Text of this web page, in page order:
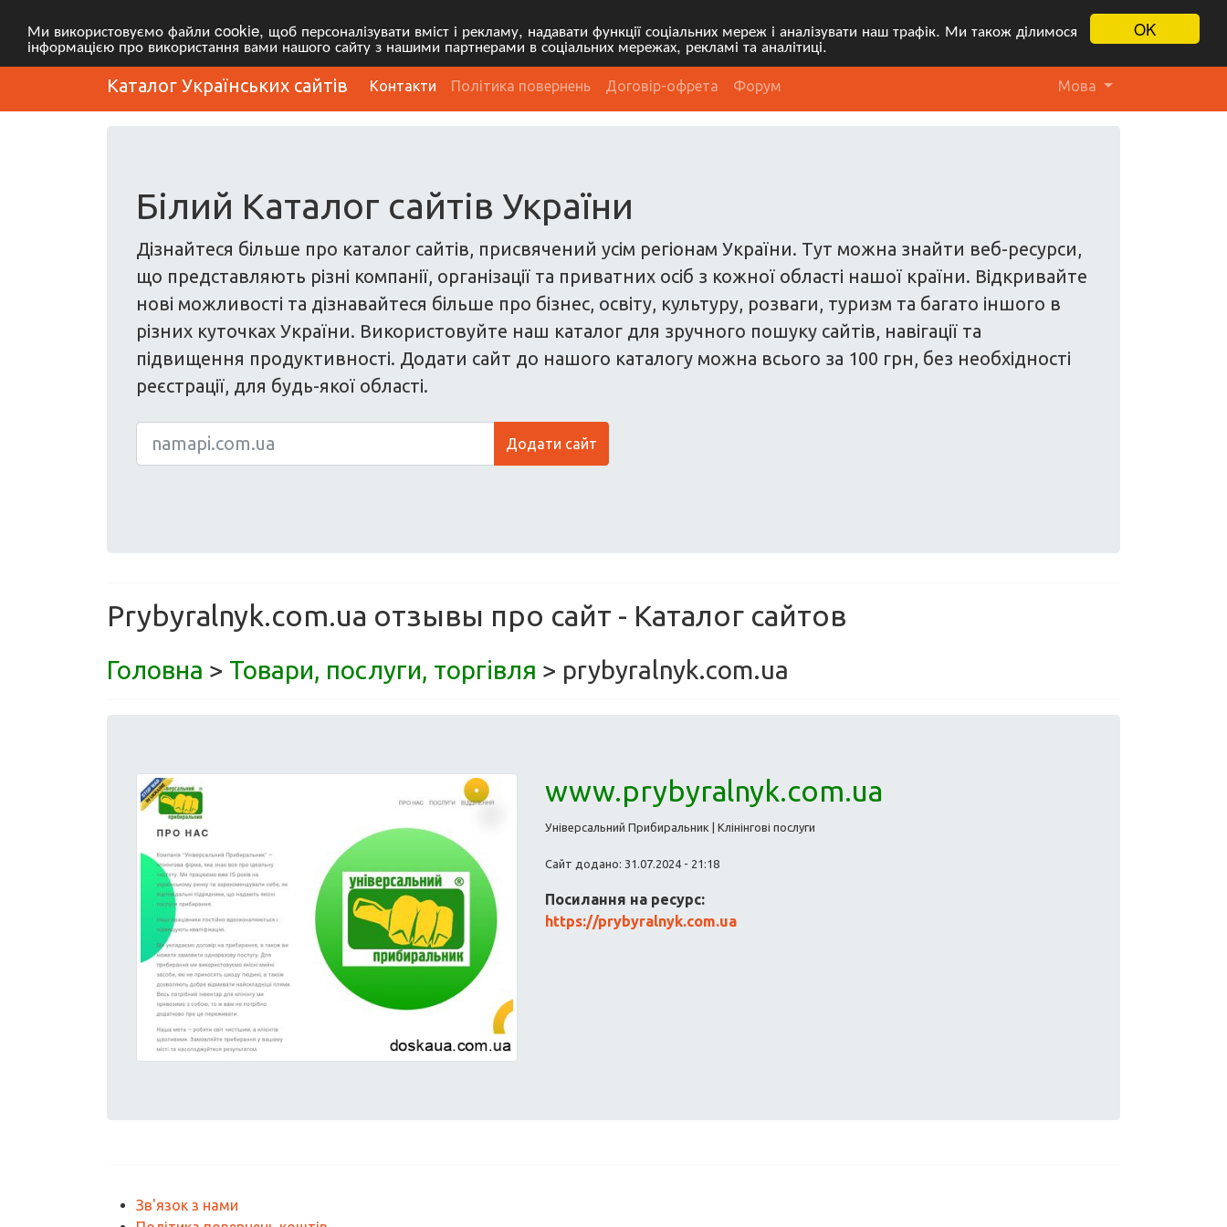
OK
Ми використовуємо файли cookie, щоб персоналізувати вміст і рекламу, надавати функції соціальних мереж і аналізувати наш трафік. Ми також ділимося
інформацією про використання вами нашого сайту з нашими партнерами в соціальних мережах, рекламі та аналітиці.
Каталог Українських сайтів Контакти Політика повернень Договір-офрета Форум Мова
Білий Каталог сайтів України
Дізнайтеся більше про каталог сайтів, присвячений усім регіонам України. Тут можна знайти веб-ресурси,
що представляють різні компанії, організації та приватних осіб з кожної області нашої країни. Відкривайте
нові можливості та дізнавайтеся більше про бізнес, освіту, культуру, розваги, туризм та багато іншого в
різних куточках України. Використовуйте наш каталог для зручного пошуку сайтів, навігації та
підвищення продуктивності. Додати сайт до нашого каталогу можна всього за 100 грн, без необхідності
реєстрації, для будь-якої області.
Додати сайт
Prybyralnyk.com.ua отзывы про сайт - Каталог сайтов
Головна > Товари, послуги, торгівля > prybyralnyk.com.ua
www.prybyralnyk.com.ua
Універсальний Прибиральник | Клінінгові послуги
Сайт додано: 31.07.2024 - 21:18
Посилання на ресурс:
https://prybyralnyk.com.ua
Зв'язок з нами